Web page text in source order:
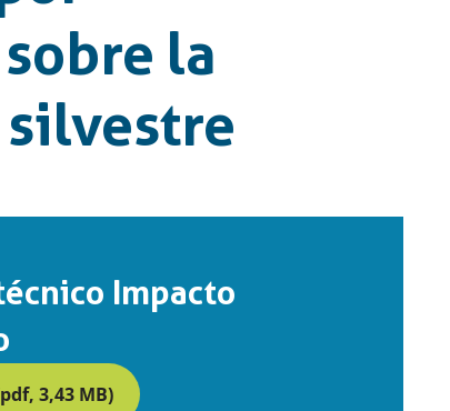
la
Impacto
3,43 MB)